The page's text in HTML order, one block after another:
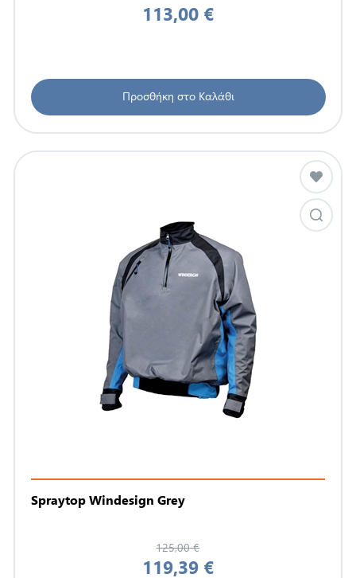
113,00 €
Προσθήκη στο Καλάθι
Spraytop Windesign Grey
125,00 €
119,39 €